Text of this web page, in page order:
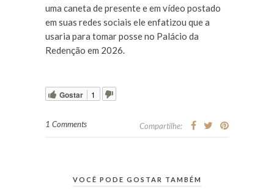
uma caneta de presente e em vídeo postado
em suas redes sociais ele enfatizou que a
usaria para tomar posse no Palácio da
Redenção em 2026.
Gostar 1
1 Comments Compartilhe:
VOCÊ PODE GOSTAR TAMBÉM